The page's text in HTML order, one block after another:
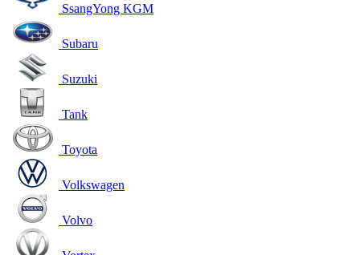
SsangYong KGM
Subaru
Suzuki
Tank
Toyota
Volkswagen
Volvo